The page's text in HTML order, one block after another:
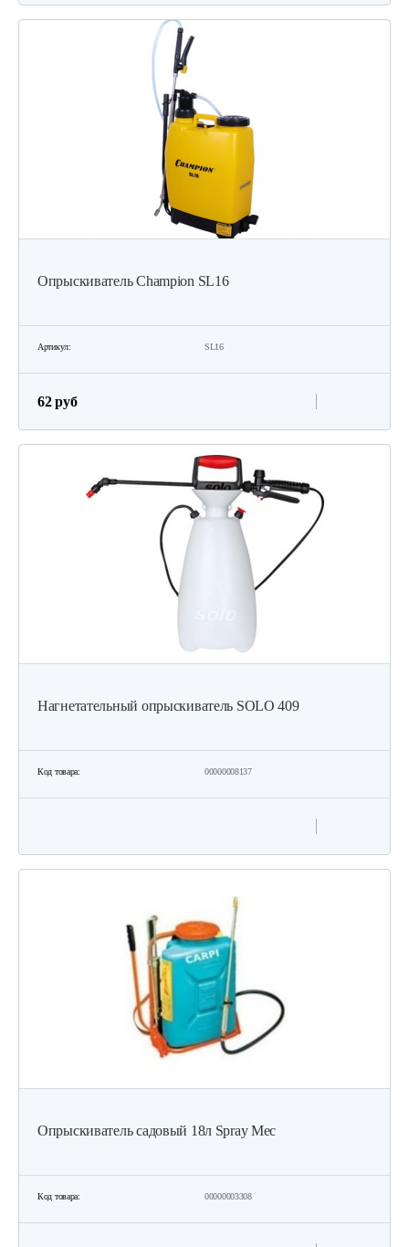
Опрыскиватель Champion SL16
Артикул: SL16
62 руб
Нагнетательный опрыскиватель SOLO 409
Код товара: 00000008137
Опрыскиватель садовый 18л Spray Mec
Код товара: 00000003308